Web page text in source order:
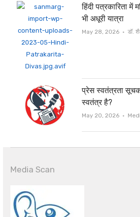
हिंदी पत्रकारिता में
भी अधूरी यात्रा
May 28, 2026 डॉ.
प्रेस स्वतंत्रता
स्वतंत्र है?
May 20, 2026
Media Scan